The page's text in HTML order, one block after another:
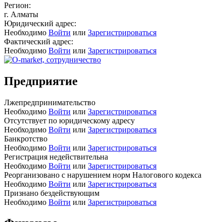
Регион:
г. Алматы
Юридический адрес:
Необходимо Войти или Зарегистрироваться
Фактический адрес:
Необходимо Войти или Зарегистрироваться
Предприятие
Лжепредпринимательство
Необходимо Войти или Зарегистрироваться
Отсутствует по юридическому адресу
Необходимо Войти или Зарегистрироваться
Банкротство
Необходимо Войти или Зарегистрироваться
Регистрация недействительна
Необходимо Войти или Зарегистрироваться
Реорганизовано с нарушением норм Налогового кодекса
Необходимо Войти или Зарегистрироваться
Признано бездействующим
Необходимо Войти или Зарегистрироваться